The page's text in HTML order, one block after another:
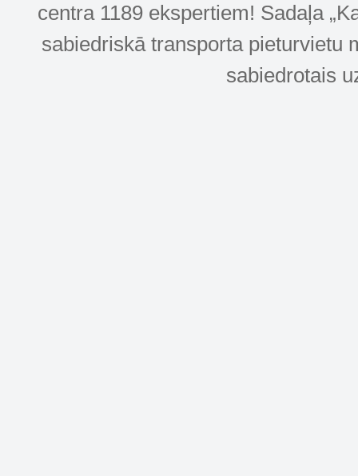
centra 1189 ekspertiem! Sadaļa
sabiedriskā transporta pieturvietu
sabiedrotais